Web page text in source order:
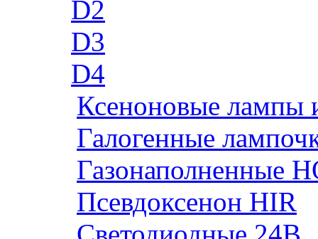
D2
D3
D4
Ксеноновые лампы
Галогенные
Газонаполненные
Псевдоксенон HIR